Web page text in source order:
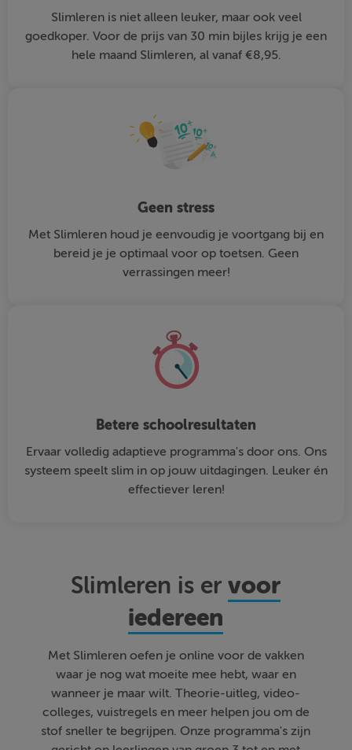
Slimleren is niet alleen leuker, maar ook veel
goedkoper. Voor de prijs van 30 min bijles krijg je een
hele maand Slimleren, al vanaf €8,95.
Geen stress
Met Slimleren houd je eenvoudig je voortgang bij en
bereid je je optimaal voor op toetsen. Geen
verrassingen meer!
Betere schoolresultaten
Ervaar volledig adaptieve programma's door ons. Ons
systeem speelt slim in op jouw uitdagingen. Leuker én
effectiever leren!
Slimleren is ervoor
iedereen
Met Slimleren oefen je online voor de vakken
waar je nog wat moeite mee hebt, waar en
wanneer je maar wilt. Theorie-uitleg, video-
colleges, vuistregels en meer helpen jou om de
stof sneller te begrijpen. Onze programma's zijn